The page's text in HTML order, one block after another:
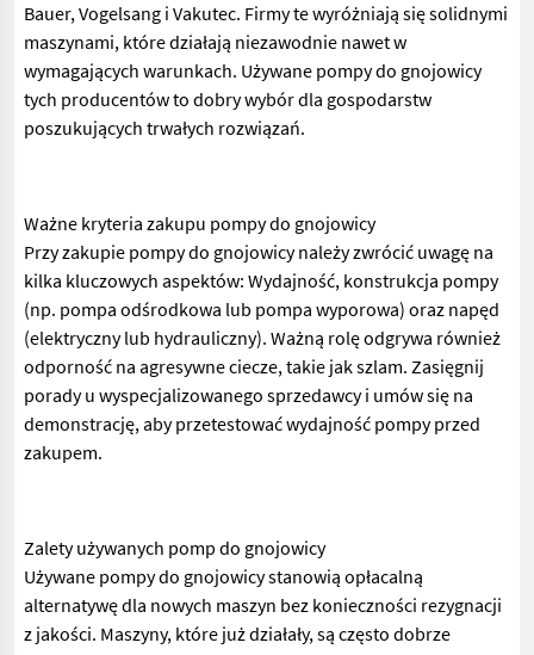
Bauer, Vogelsang i Vakutec. Firmy te wyróżniają się solidnymi
maszynami, które działają niezawodnie nawet w
wymagających warunkach. Używane pompy do gnojowicy
tych producentów to dobry wybór dla gospodarstw
poszukujących trwałych rozwiązań.
Ważne kryteria zakupu pompy do gnojowicy
Przy zakupie pompy do gnojowicy należy zwrócić uwagę na
kilka kluczowych aspektów: Wydajność, konstrukcja pompy
(np. pompa odśrodkowa lub pompa wyporowa) oraz napęd
(elektryczny lub hydrauliczny). Ważną rolę odgrywa również
odporność na agresywne ciecze, takie jak szlam. Zasięgnij
porady u wyspecjalizowanego sprzedawcy i umów się na
demonstrację, aby przetestować wydajność pompy przed
zakupem.
Zalety używanych pomp do gnojowicy
Używane pompy do gnojowicy stanowią opłacalną
alternatywę dla nowych maszyn bez konieczności rezygnacji
z jakości. Maszyny, które już działały, są często dobrze